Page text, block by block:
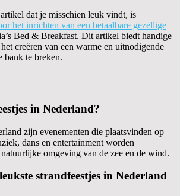
dat je misschien leuk vindt, is
het inrichten van een betaalbare gezellige
Bed & Breakfast. Dit artikel biedt handige
creëren van een warme en uitnodigende
bank te breken.
in Nederland?
zijn evenementen die plaatsvinden op
dans en entertainment worden
omgeving van de zee en de wind.
strandfeestjes in Nederland